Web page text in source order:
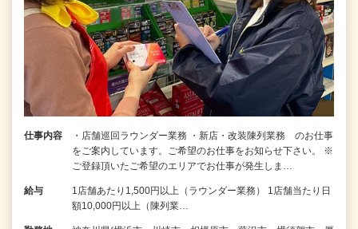
仕事内容
・店舗巡回ラウンダー業務 ・新店・改装陳列業務 のお仕事
をご案内しています。ご希望のお仕事をお知らせ下さい。 ※
ご登録頂いたご希望のエリアでお仕事が発生しま…
給与
1店舗あたり1,500円以上（ラウンダー業務） 1店舗当たり日
額10,000円以上（陳列業…